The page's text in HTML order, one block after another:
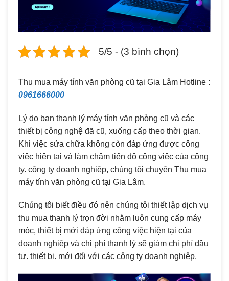
5/5 - (3 bình chọn)
Thu mua máy tính văn phòng cũ tại Gia Lâm Hotline :
0961666000
Lý do bạn thanh lý máy tính văn phòng cũ và các
thiết bị công nghệ đã cũ, xuống cấp theo thời gian.
Khi việc sửa chữa không còn đáp ứng được công
việc hiện tại và làm chậm tiến độ công việc của công
ty. công ty doanh nghiệp, chúng tôi chuyên Thu mua
máy tính văn phòng cũ tại Gia Lâm.
Chúng tôi biết điều đó nên chúng tôi thiết lập dịch vụ
thu mua thanh lý trọn đời nhằm luôn cung cấp máy
móc, thiết bị mới đáp ứng công việc hiện tại của
doanh nghiệp và chi phí thanh lý sẽ giảm chi phí đầu
tư. thiết bị. mới đối với các công ty doanh nghiệp.